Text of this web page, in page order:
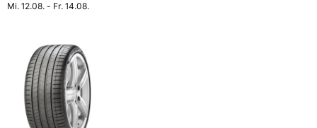
Mi. 12.08. - Fr. 14.08.